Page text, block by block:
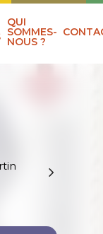
QUI
SOMMES-
NOUS ?